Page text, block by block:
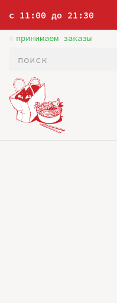
с 11:00 до 21:30
принимаем заказы